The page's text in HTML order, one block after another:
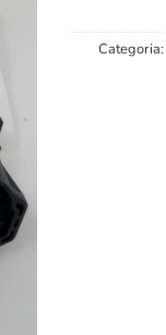
Categoria: